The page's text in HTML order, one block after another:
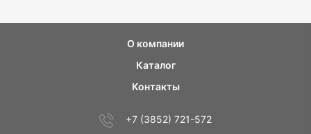
О компании
Каталог
Контакты
+7 (3852) 721-572